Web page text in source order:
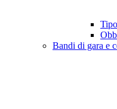
Bandi di gara e